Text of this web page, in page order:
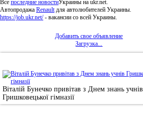
Все последние новостиУкраины на ukr.net.
Автопродажа Renaultдля автолюбителей Украины.
https://job.ukr.net/- вакансии со всей Украины.
Добавить свое объявление
Загрузка...
Віталій Бунечко привітав з Днем знань учнів
Гришковецької гімназії